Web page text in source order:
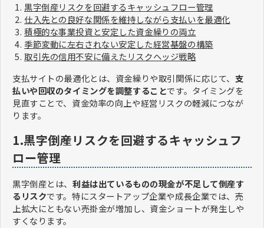
黒字倒産リスクを回避するキャッシュフロー管理
仕入先との良好な関係を維持しながら支払いを最適化
積極的な事業投資と安定した資金繰りの両立
季節変動に左右されない安定した経営基盤の構築
取引先の信用不安に備えたリスクヘッジ戦略
支払サイトの最適化とは、資金繰りや取引関係に応じて、 支
払いや回収のタイミングを調整することです。タイミングを
見直すことで、資金効率の向上や経営リスクの軽減につなが
ります。
1.黒字倒産リスクを回避するキャッシュフ
ロー管理
黒字倒産とは、利益は出ているものの現金が不足して倒産す
るリスクです。特にスタートアップ企業や成長企業では、売
上拡大にともない売掛金が増加し、資金ショートが発生しや
すくなります。